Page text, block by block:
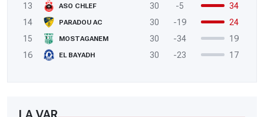
13
ASO CHLEF 30 -5
34
14
PARADOU AC 30 -19
24
15
MOSTAGANEM 30 -34
19
16
EL BAYADH 30 -23 17